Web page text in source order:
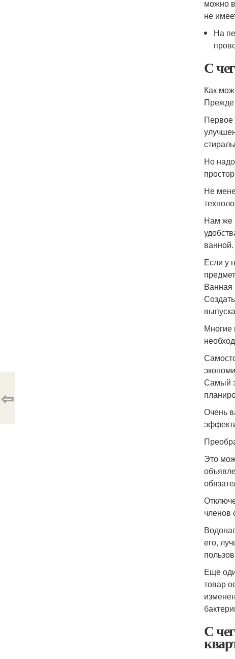
можно
не
На
С
Как
Прежде
Первое
Но
Не
Нам же
ванной.
Если у
Ванная
Многие
Самый
Очень
Это
членов
его,
Еще
товар
С
⇦